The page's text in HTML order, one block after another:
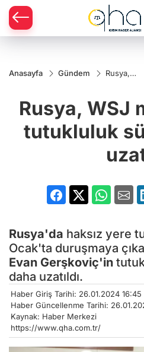
Anasayfa Gündem
Rusya,
tutukluluk
süresini
Rusya, WSJ
tutukluluk
Rusya'da haksız yere
Ocak'ta duruşmaya
Evan Gerşkoviç'in
daha uzatıldı.
Haber Giriş Tarihi: 26.01.2024 16:45
Haber Güncellenme Tarihi:
Kaynak: Haber Merkezi
https://www.qha.com.tr/